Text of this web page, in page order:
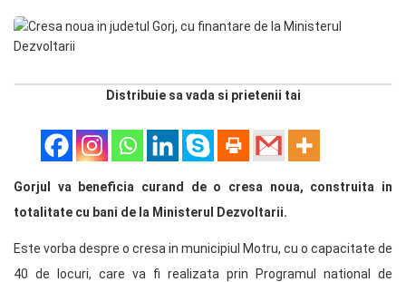
Distribuie sa vada si prietenii tai
Gorjul va beneficia curand de o cresa noua, construita in
totalitate cu bani de la Ministerul Dezvoltarii.
Este vorba despre o cresa in municipiul Motru, cu o capacitate de
40 de locuri, care va fi realizata prin Programul national de